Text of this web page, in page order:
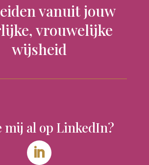
vanuit jouw
vrouwelijke
wijsheid
mij al op LinkedIn?